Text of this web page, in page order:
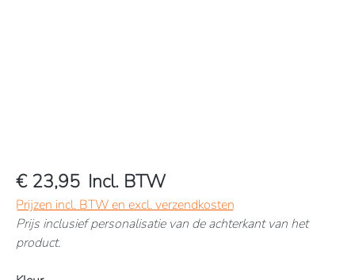
€ 23,95 Incl. BTW
Prijzen incl. BTW en excl. verzendkosten
Prijs inclusief personalisatie van de achterkant van het
product.